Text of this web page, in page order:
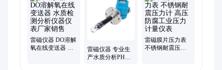
雷磁仪器 DO溶解
氧在线变送器 水
雷磁仪器 专业生
产水质分析PH计
雷磁膜片压力表
不锈钢耐震压力